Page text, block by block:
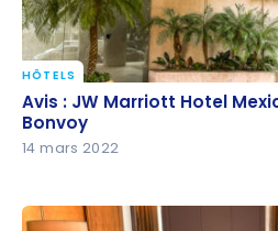
Avis : JW Marriott Hotel
Bonvoy
HÔTELS
Avis : JW Marriott Hotel
Bonvoy
14 mars 2022